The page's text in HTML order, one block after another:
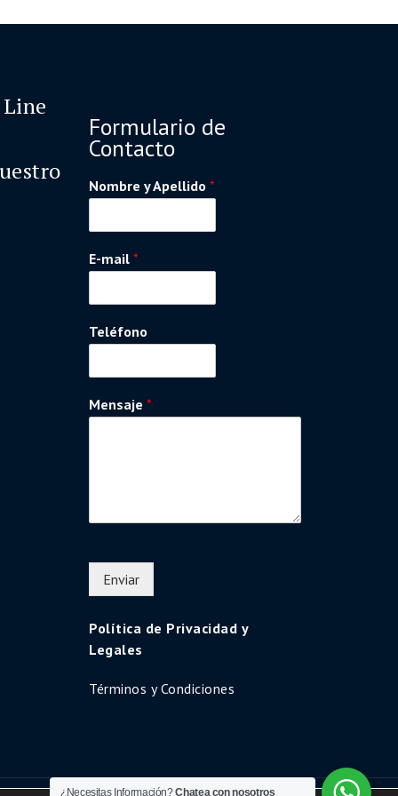
Formulario de
Contacto
Nombre y Apellido *
E-mail *
Teléfono
Mensaje *
Enviar
Política de Privacidad y
Legales
Términos y Condiciones
¿Necesitas Información?Chatea con nosotros